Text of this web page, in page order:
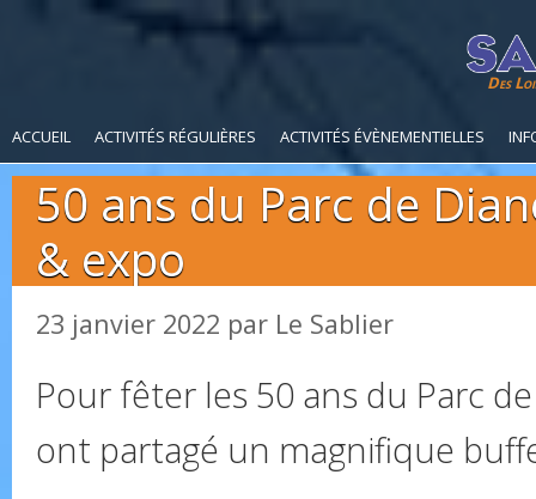
Des
ACCUEIL ACTIVITÉS RÉGULIÈRES ACTIVITÉS ÉVÈNEMENTIELLES
50 ans du Parc de
& expo
23 janvier 2022 par Le Sablier
Pour fêter les 50 ans du Parc
ont partagé un magnifique